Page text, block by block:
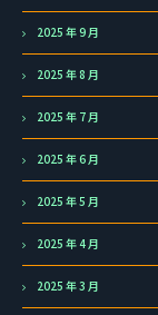
2025 年 9 月
2025 年 8 月
2025 年 7 月
2025 年 6 月
2025 年 5 月
2025 年 4 月
2025 年 3 月